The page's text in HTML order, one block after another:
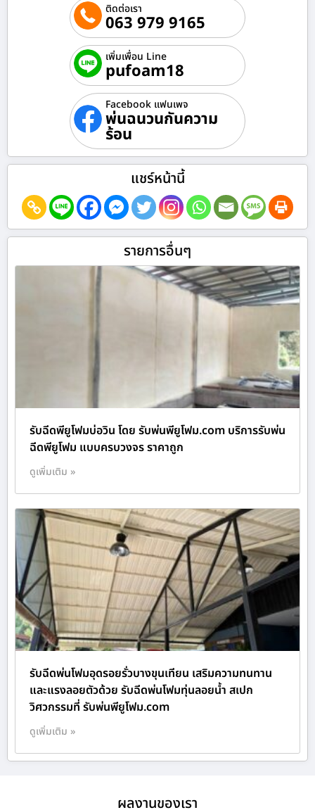
ติดต่อเรา
063 979 9165
เพิ่มเพื่อน Line
pufoam18
Facebook แฟนเพจ
พ่นฉนวนกันความ
ร้อน
แชร์หน้านี้
รายการอื่นๆ
รับฉีดพียูโฟมบ่อวิน โดย รับพ่นพียูโฟม.com บริการรับพ่น
ฉีดพียูโฟม แบบครบวงจร ราคาถูก
ดูเพิ่มเติม »
รับฉีดพ่นโฟมอุดรอยรั่วบางขุนเทียน เสริมความทนทาน
และแรงลอยตัวด้วย รับฉีดพ่นโฟมทุ่นลอยน้ำ สเปก
วิศวกรรมที่ รับพ่นพียูโฟม.com
ดูเพิ่มเติม »
ผลงานของเรา